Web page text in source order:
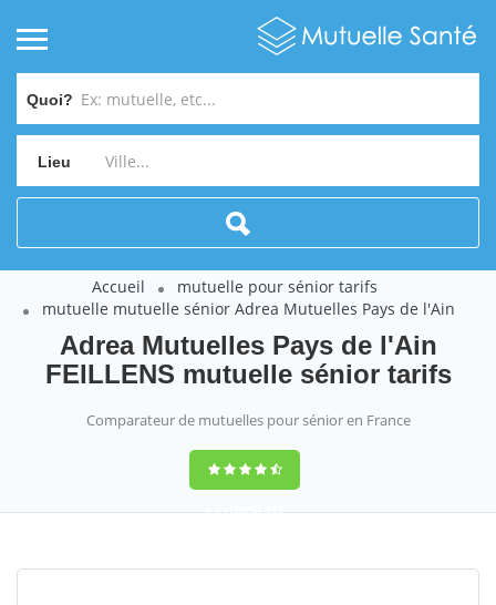
Quoi?
Lieu
Accueil
mutuelle pour sénior tarifs
mutuelle mutuelle sénior Adrea Mutuelles Pays de l'Ain
Adrea Mutuelles Pays de l'Ain
FEILLENS mutuelle sénior tarifs
Comparateur de mutuelles pour sénior en France
9,2(100%)452